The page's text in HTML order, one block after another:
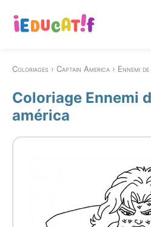
Coloriages Captain America Ennemi
Coloriage Ennemi
américa